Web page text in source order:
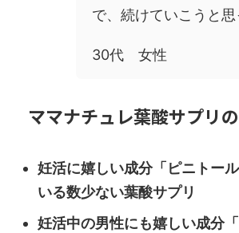
で、続けていこうと思
30代 女性
ママナチュレ葉酸サプリ
妊活に嬉しい成分「ピニトー
いる数少ない葉酸サプリ
妊活中の男性にも嬉しい成分